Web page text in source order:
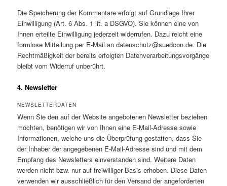
Die Speicherung der Kommentare erfolgt auf Grundlage Ihrer
Einwilligung (Art. 6 Abs. 1 lit. a DSGVO). Sie können eine von
Ihnen erteilte Einwilligung jederzeit widerrufen. Dazu reicht eine
formlose Mitteilung per E-Mail an datenschutz@suedcon.de. Die
Rechtmäßigkeit der bereits erfolgten Datenverarbeitungsvorgänge
bleibt vom Widerruf unberührt.
4. Newsletter
NEWSLETTERDATEN
Wenn Sie den auf der Website angebotenen Newsletter beziehen
möchten, benötigen wir von Ihnen eine E-Mail-Adresse sowie
Informationen, welche uns die Überprüfung gestatten, dass Sie
der Inhaber der angegebenen E-Mail-Adresse sind und mit dem
Empfang des Newsletters einverstanden sind. Weitere Daten
werden nicht bzw. nur auf freiwilliger Basis erhoben. Diese Daten
verwenden wir ausschließlich für den Versand der angeforderten